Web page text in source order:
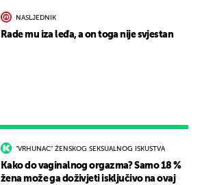
"VRHUNAC" ŽENSKOG SEKSUALNOG ISKUSTVA
Kako do vaginalnog orgazma? Samo 18 %
žena može ga doživjeti isključivo na ovaj
NASLJEDNIK
Rade mu iza leđa, a on toga nije svjestan